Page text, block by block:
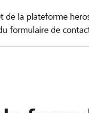
de la plateforme
formulaire de